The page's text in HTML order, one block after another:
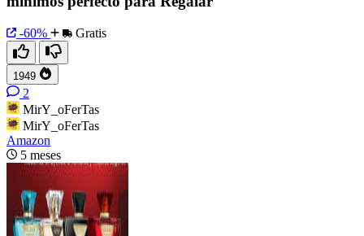
-60% Gratis
1949
2
MirY_oFerTas
MirY_oFerTas
Amazon
5 meses